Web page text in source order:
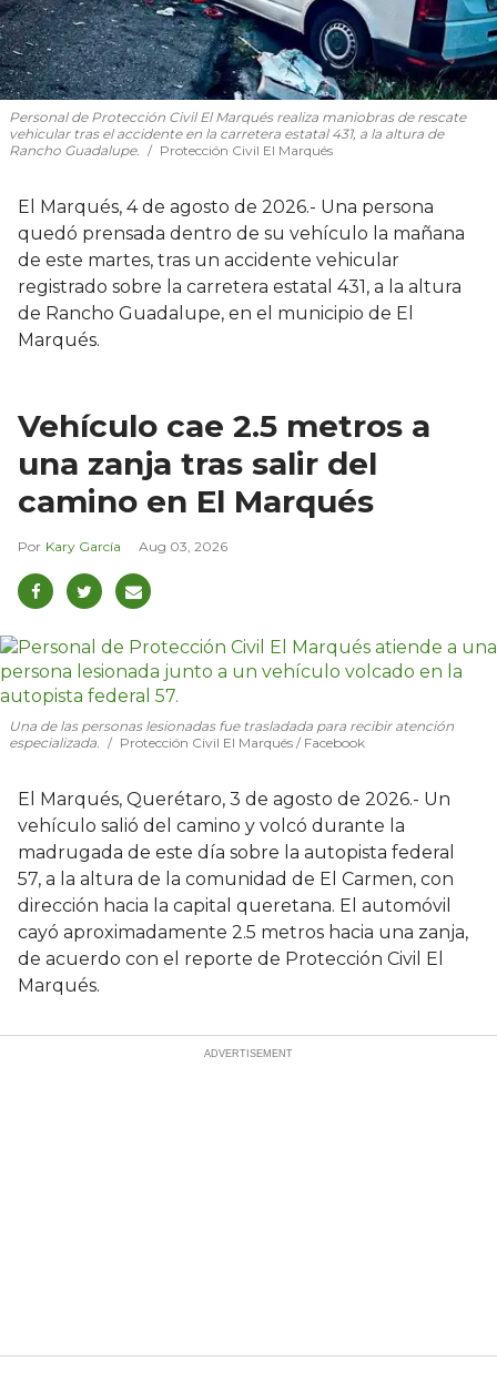
Personal de Protección Civil El Marqués realiza maniobras de rescate
vehicular tras el accidente en la carretera estatal 431, a la altura de
Rancho Guadalupe.
Protección Civil El Marqués
El Marqués, 4 de agosto de 2026.- Una persona
quedó prensada dentro de su vehículo la mañana
de este martes, tras un accidente vehicular
registrado sobre la carretera estatal 431, a la altura
de Rancho Guadalupe, en el municipio de El
Marqués.
Vehículo cae 2.5 metros a
una zanja tras salir del
camino en El Marqués
Kary García Aug 03, 2026
Una de las personas lesionadas fue trasladada para recibir atención
especializada.
Protección Civil El Marqués / Facebook
El Marqués, Querétaro, 3 de agosto de 2026.- Un
vehículo salió del camino y volcó durante la
madrugada de este día sobre la autopista federal
57, a la altura de la comunidad de El Carmen, con
dirección hacia la capital queretana. El automóvil
cayó aproximadamente 2.5 metros hacia una zanja,
de acuerdo con el reporte de Protección Civil El
Marqués.